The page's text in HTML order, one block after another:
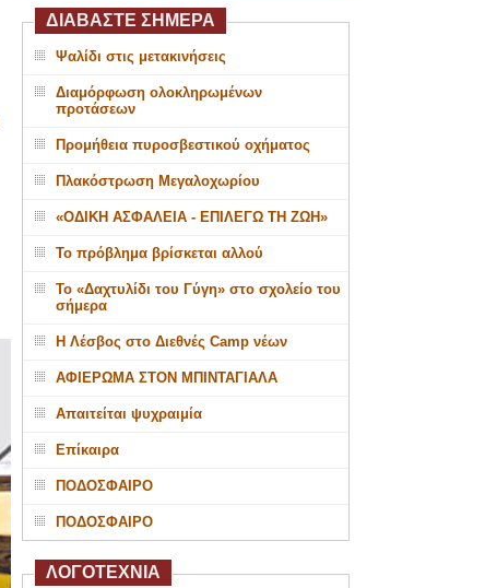
ΔΙΑΒΑΣΤΕ ΣΗΜΕΡΑ
Ψαλίδι στις μετακινήσεις
Διαμόρφωση ολοκληρωμένων
προτάσεων
Προμήθεια πυροσβεστικού οχήματος
Πλακόστρωση Μεγαλοχωρίου
«ΟΔΙΚΗ ΑΣΦΑΛΕΙΑ - ΕΠΙΛΕΓΩ ΤΗ ΖΩΗ»
Το πρόβλημα βρίσκεται αλλού
Το «Δαχτυλίδι του Γύγη» στο σχολείο του
σήμερα
Η Λέσβος στο Διεθνές Camp νέων
ΑΦΙΕΡΩΜΑ ΣΤΟΝ ΜΠΙΝΤΑΓΙΑΛΑ
Απαιτείται ψυχραιμία
Επίκαιρα
ΠΟΔΟΣΦΑΙΡΟ
ΠΟΔΟΣΦΑΙΡΟ
ΛΟΓΟΤΕΧΝΙΑ